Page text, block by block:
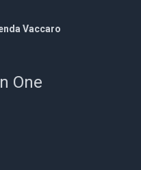
Vaccaro
One